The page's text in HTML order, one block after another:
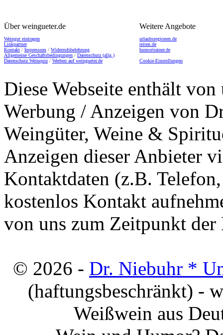
Über weingueter.de
Weingut eintragen
Linkpartner
Kontakt / Impressum / Widerrufsbelehrung
Allgemeine Geschäftsbedingungen / Datenschutz (allg.)
Datenschutz Weinquiz / Werben auf weingueter.de
Weitere Angebote
urlaubsregionen.de
reiten.de
humortrainer.de
Cookie-Einstellungen
Diese Webseite enthält
Werbung / Anzeigen von
Weingüter, Weine &
Anzeigen dieser Anbieter
Kontaktdaten (z.B.
kostenlos Kontakt
von uns zum Zeitpunkt
© 2026 - Dr. Niebuhr *
(haftungsbeschränkt) -
Weißwein aus